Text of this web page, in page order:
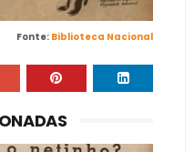
Fonte: Biblioteca Nacional